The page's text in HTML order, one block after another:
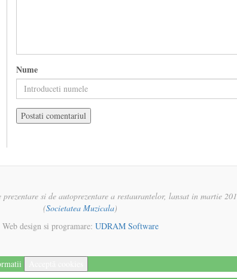
Nume
prezentare si de autoprezentare a restaurantelor, lansat in martie
(Societatea Muzicala)
Web design si programare: UDRAM Software